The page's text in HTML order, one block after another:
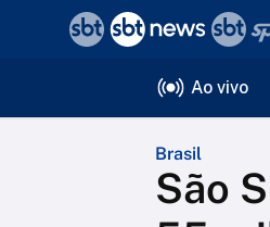
Ao vivo
Brasil
São
voltar
Editorias